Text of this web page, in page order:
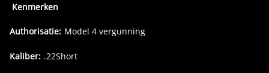
Kenmerken
Authorisatie: Model 4 vergunning
Kaliber: .22Short